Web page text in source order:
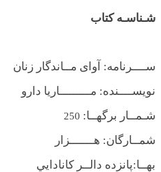
شـناسـه کتاب
ســــرنامه: آوای مــاندگار زنان
نويســــنده: مـــــــــاريا دارو
شـمــار برگهــا: 250
شمــارگان: هـــــــزار
بهــا:پانزده دالــر کانادا يي